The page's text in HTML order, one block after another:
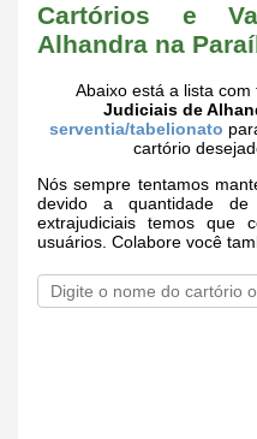
Cartórios e
Alhandra na
Abaixo está a lista com
Judiciais de
serventia/tabelionato
cartório
Nós sempre tentamos
devido a quantidade
extrajudiciais temos que
usuários. Colabore você